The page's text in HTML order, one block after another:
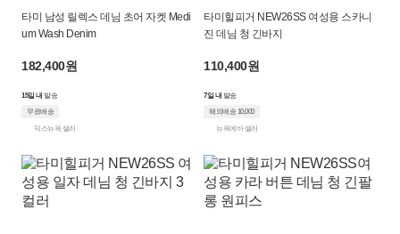
타미 남성 릴렉스 데님 초어 자켓 Medi
um Wash Denim
182,400원
15일 내 발송
무료배송
믹스뉴욕 셀러
타미힐피거 NEW26SS 여성용 스카니
진 데님 청 긴바지
110,400원
7일 내 발송
해외배송 10,000
뉴욕에바 셀러